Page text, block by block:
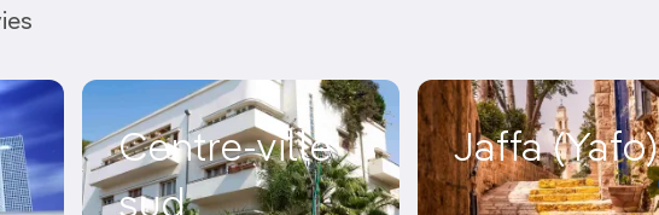
a bel et bien une âme, qui se cache dans la diversité
et sa scène artistique intense.
Centre-ville
sud
Jaffa (Yafo)